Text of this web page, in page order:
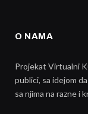
O NAMA
Projekat Virtualni
publici, sa idejom
sa njima na razne i